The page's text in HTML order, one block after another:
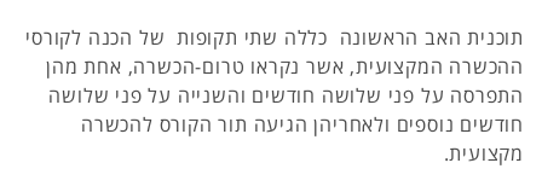
תוכנית האב הראשונה כללה שתי תקופות של הכנה לקורסי
ההכשרה המקצועית, אשר נקראו טרום-הכשרה, אחת מהן
התפרסה על פני שלושה חודשים והשנייה על פני שלושה
חודשים נוספים ולאחריהן הגיעה תור הקורס להכשרה
מקצועית.